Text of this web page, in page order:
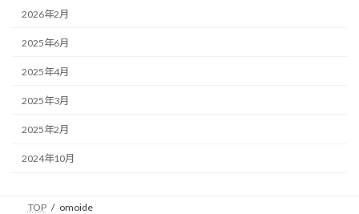
2026年2月
2025年6月
2025年4月
2025年3月
2025年2月
2024年10月
TOP omoide